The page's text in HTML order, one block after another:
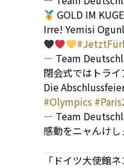
GOLD IM
Irre! Yemisi
— Team
閉会式ではトラ
Die
#Olympics
— Team
感動をニャんけ
「ドイツ大使館